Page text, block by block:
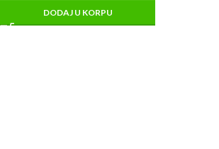
DODAJ U KORPU